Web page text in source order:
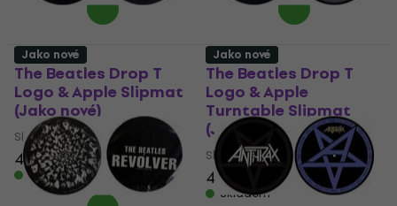
The Beatles Drop T
Logo & Apple Slipmat
(Jako nové)
Slipmat
440 Kč
Skladem
The Beatles Drop T
Logo & Apple
Turntable Slipmat
(Jako nové)
Slipmat
437 Kč
Skladem
Jako nové Jako nové